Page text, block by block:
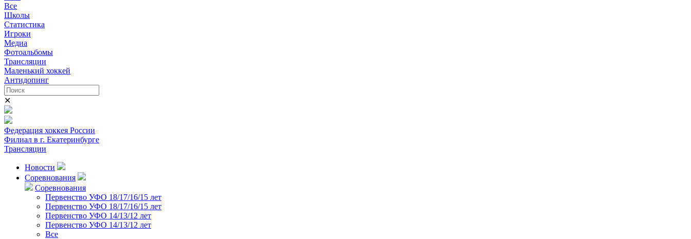
Все
Школы
Статистика
Игроки
Медиа
Фотоальбомы
Трансляции
Маленький хоккей
Антидопинг
✕
Федерация хоккея России
Филиал в г. Екатеринбурге
Трансляции
Новости
Соревнования
Соревнования
Первенство УФО 18/17/16/15 лет
Первенство УФО 18/17/16/15 лет
Первенство УФО 14/13/12 лет
Первенство УФО 14/13/12 лет
Все